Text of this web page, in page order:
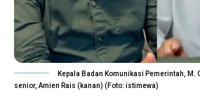
Kepala Badan Komunikasi Pemerintah,
senior, Amien Rais (kanan) (Foto: istimewa)